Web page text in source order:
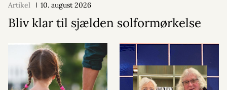
Artikel 10. august 2026
Bliv klar til sjælden solformørkelse